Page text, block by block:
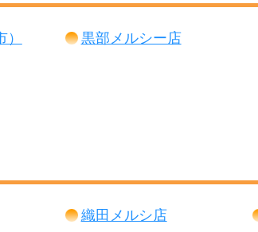
黒部メルシー店
織田メルシ店